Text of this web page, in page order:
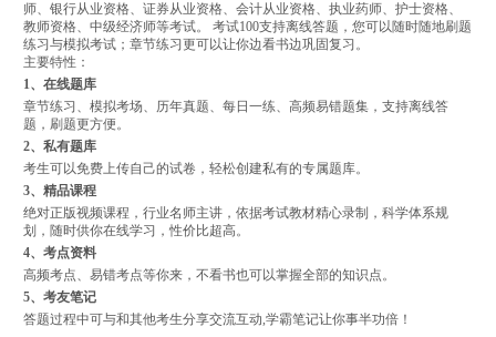
师、银行从业资格、证券从业资格、会计从业资格、执业药师、护士资格、
教师资格、中级经济师等考试。 考试100支持离线答题，您可以随时随地刷题
练习与模拟考试；章节练习更可以让你边看书边巩固复习。
主要特性：
1、在线题库
章节练习、模拟考场、历年真题、每日一练、高频易错题集，支持离线答
题，刷题更方便。
2、私有题库
考生可以免费上传自己的试卷，轻松创建私有的专属题库。
3、精品课程
绝对正版视频课程，行业名师主讲，依据考试教材精心录制，科学体系规
划，随时供你在线学习，性价比超高。
4、考点资料
高频考点、易错考点等你来，不看书也可以掌握全部的知识点。
5、考友笔记
答题过程中可与和其他考生分享交流互动,学霸笔记让你事半功倍！